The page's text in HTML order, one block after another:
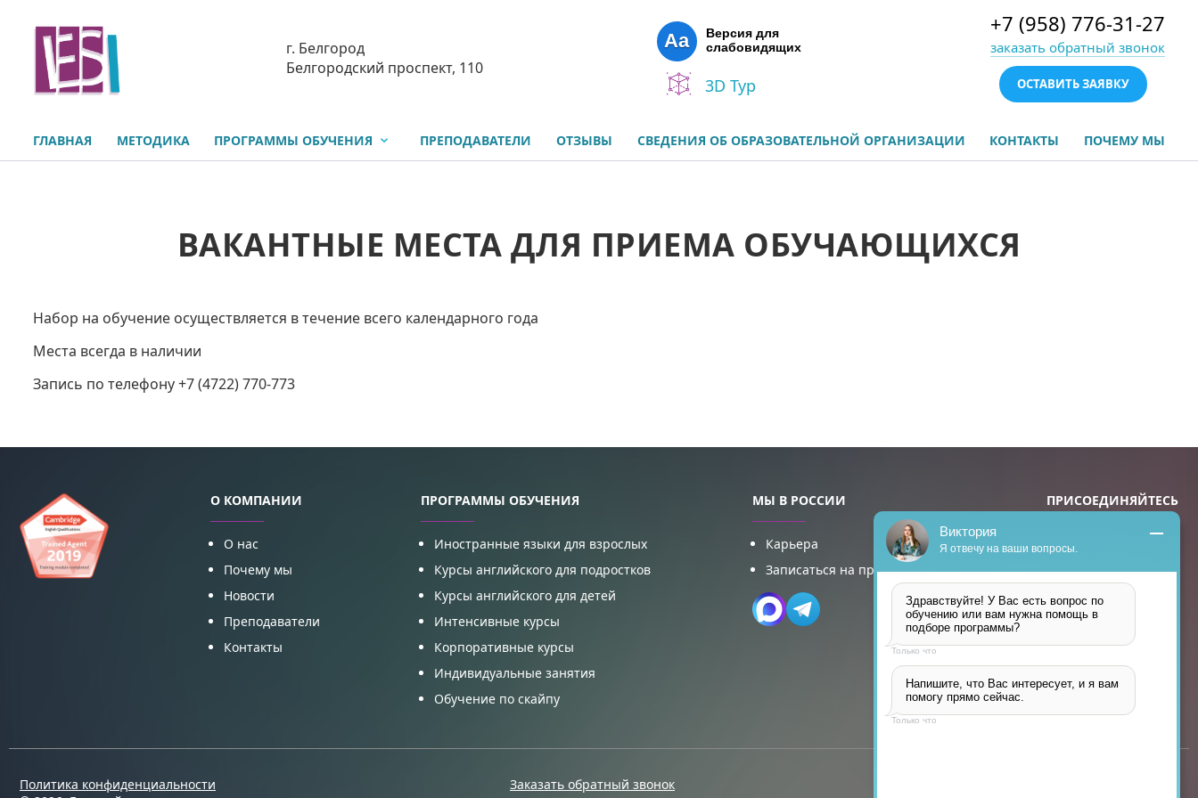
г. Белгород
Белгородский проспект, 110
Aa
Версия для
слабовидящих
3D Тур
+7 (958) 776-31-27
заказать обратный звонок
ОСТАВИТЬ ЗАЯВКУ
ГЛАВНАЯ МЕТОДИКА ПРОГРАММЫ ОБУЧЕНИЯ ПРЕПОДАВАТЕЛИ ОТЗЫВЫ СВЕДЕНИЯ ОБ ОБРАЗОВАТЕЛЬНОЙ ОРГАНИЗАЦИИ КОНТАКТЫ ПОЧЕМУ МЫ
ВАКАНТНЫЕ МЕСТА ДЛЯ ПРИЕМА ОБУЧАЮЩИХСЯ
Набор на обучение осуществляется в течение всего календарного года
Места всегда в наличии
Запись по телефону +7 (4722) 770-773
О КОМПАНИИ
О нас
Почему мы
Новости
Преподаватели
Контакты
ПРОГРАММЫ ОБУЧЕНИЯ
Иностранные языки для взрослых
Курсы английского для подростков
Курсы английского для детей
Интенсивные курсы
Корпоративные курсы
Индивидуальные занятия
Обучение по скайпу
МЫ В РОССИИ
Карьера
Записаться на пробный урок
ПРИСОЕДИНЯЙТЕСЬ
Политика конфиденциальности
Заказать обратный звонок
Виктория
Я отвечу на ваши вопросы.
Здравствуйте! У Вас есть вопрос по
обучению или вам нужна помощь в
подборе программы?
Только что
Напишите, что Вас интересует, и я вам
помогу прямо сейчас.
Только что